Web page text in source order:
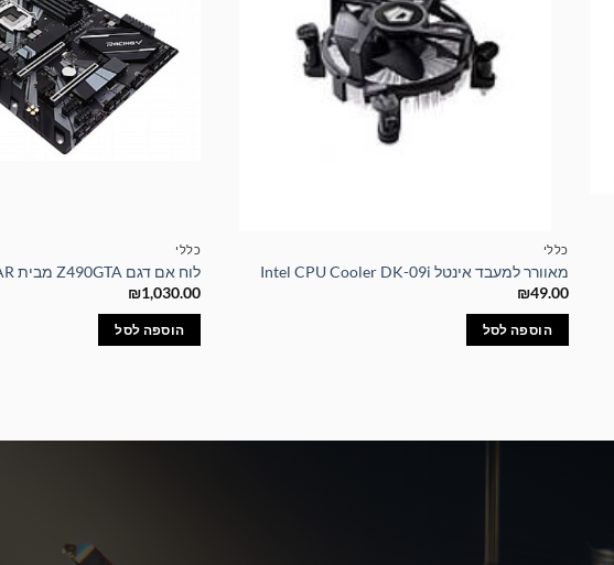
כללי
מאוורר למעבד אינטל Intel CPU Cooler DK-09i
₪49.00
הוספה לסל
כללי
לוח אם דגם Z490GTA מבית BIOSTAR
₪1,030.00
הוספה לסל